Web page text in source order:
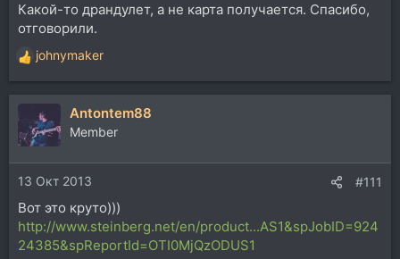
Какой-то драндулет, а не карта получается. Спасибо,
отговорили.
Р
е
а
ц
и
и
:
johnymaker
Antontem88
Member
13 Окт 2013 #111
Вот это круто)))
http://www.steinberg.net/en/product...AS1&spJobID=924
24385&spReportId=OTI0MjQzODUS1